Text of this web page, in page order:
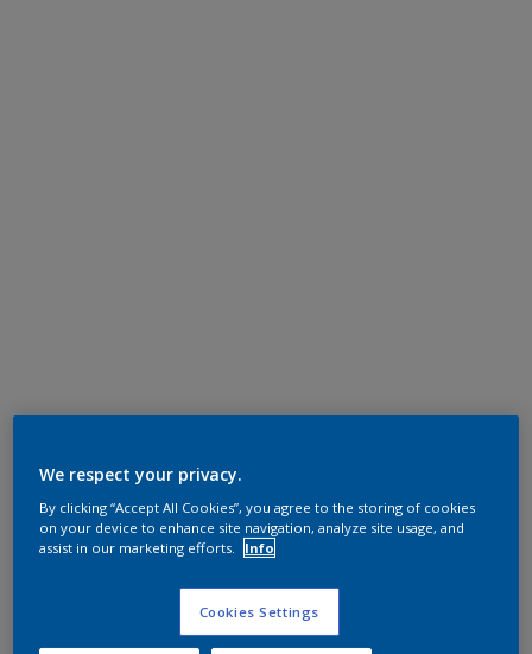
We respect your privacy.
By clicking “Accept All Cookies”, you agree to the storing of cookies
on your device to enhance site navigation, analyze site usage, and
assist in our marketing efforts.
Info
Cookies Settings